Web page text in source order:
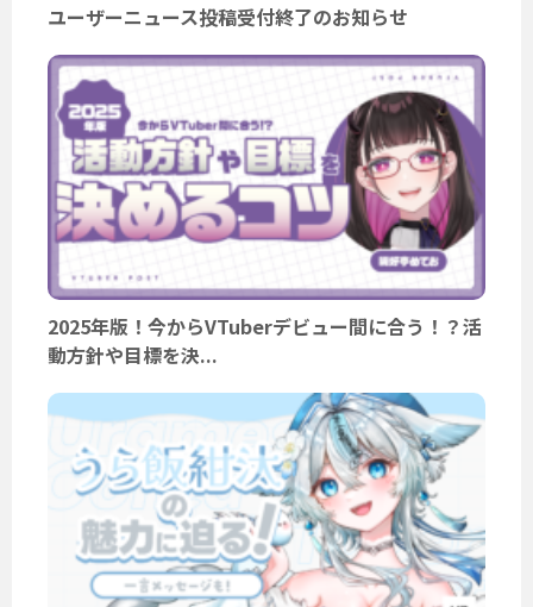
ユーザーニュース投稿受付終了のお知らせ
2025年版！今からVTuberデビュー間に合う！？活
動方針や目標を決...